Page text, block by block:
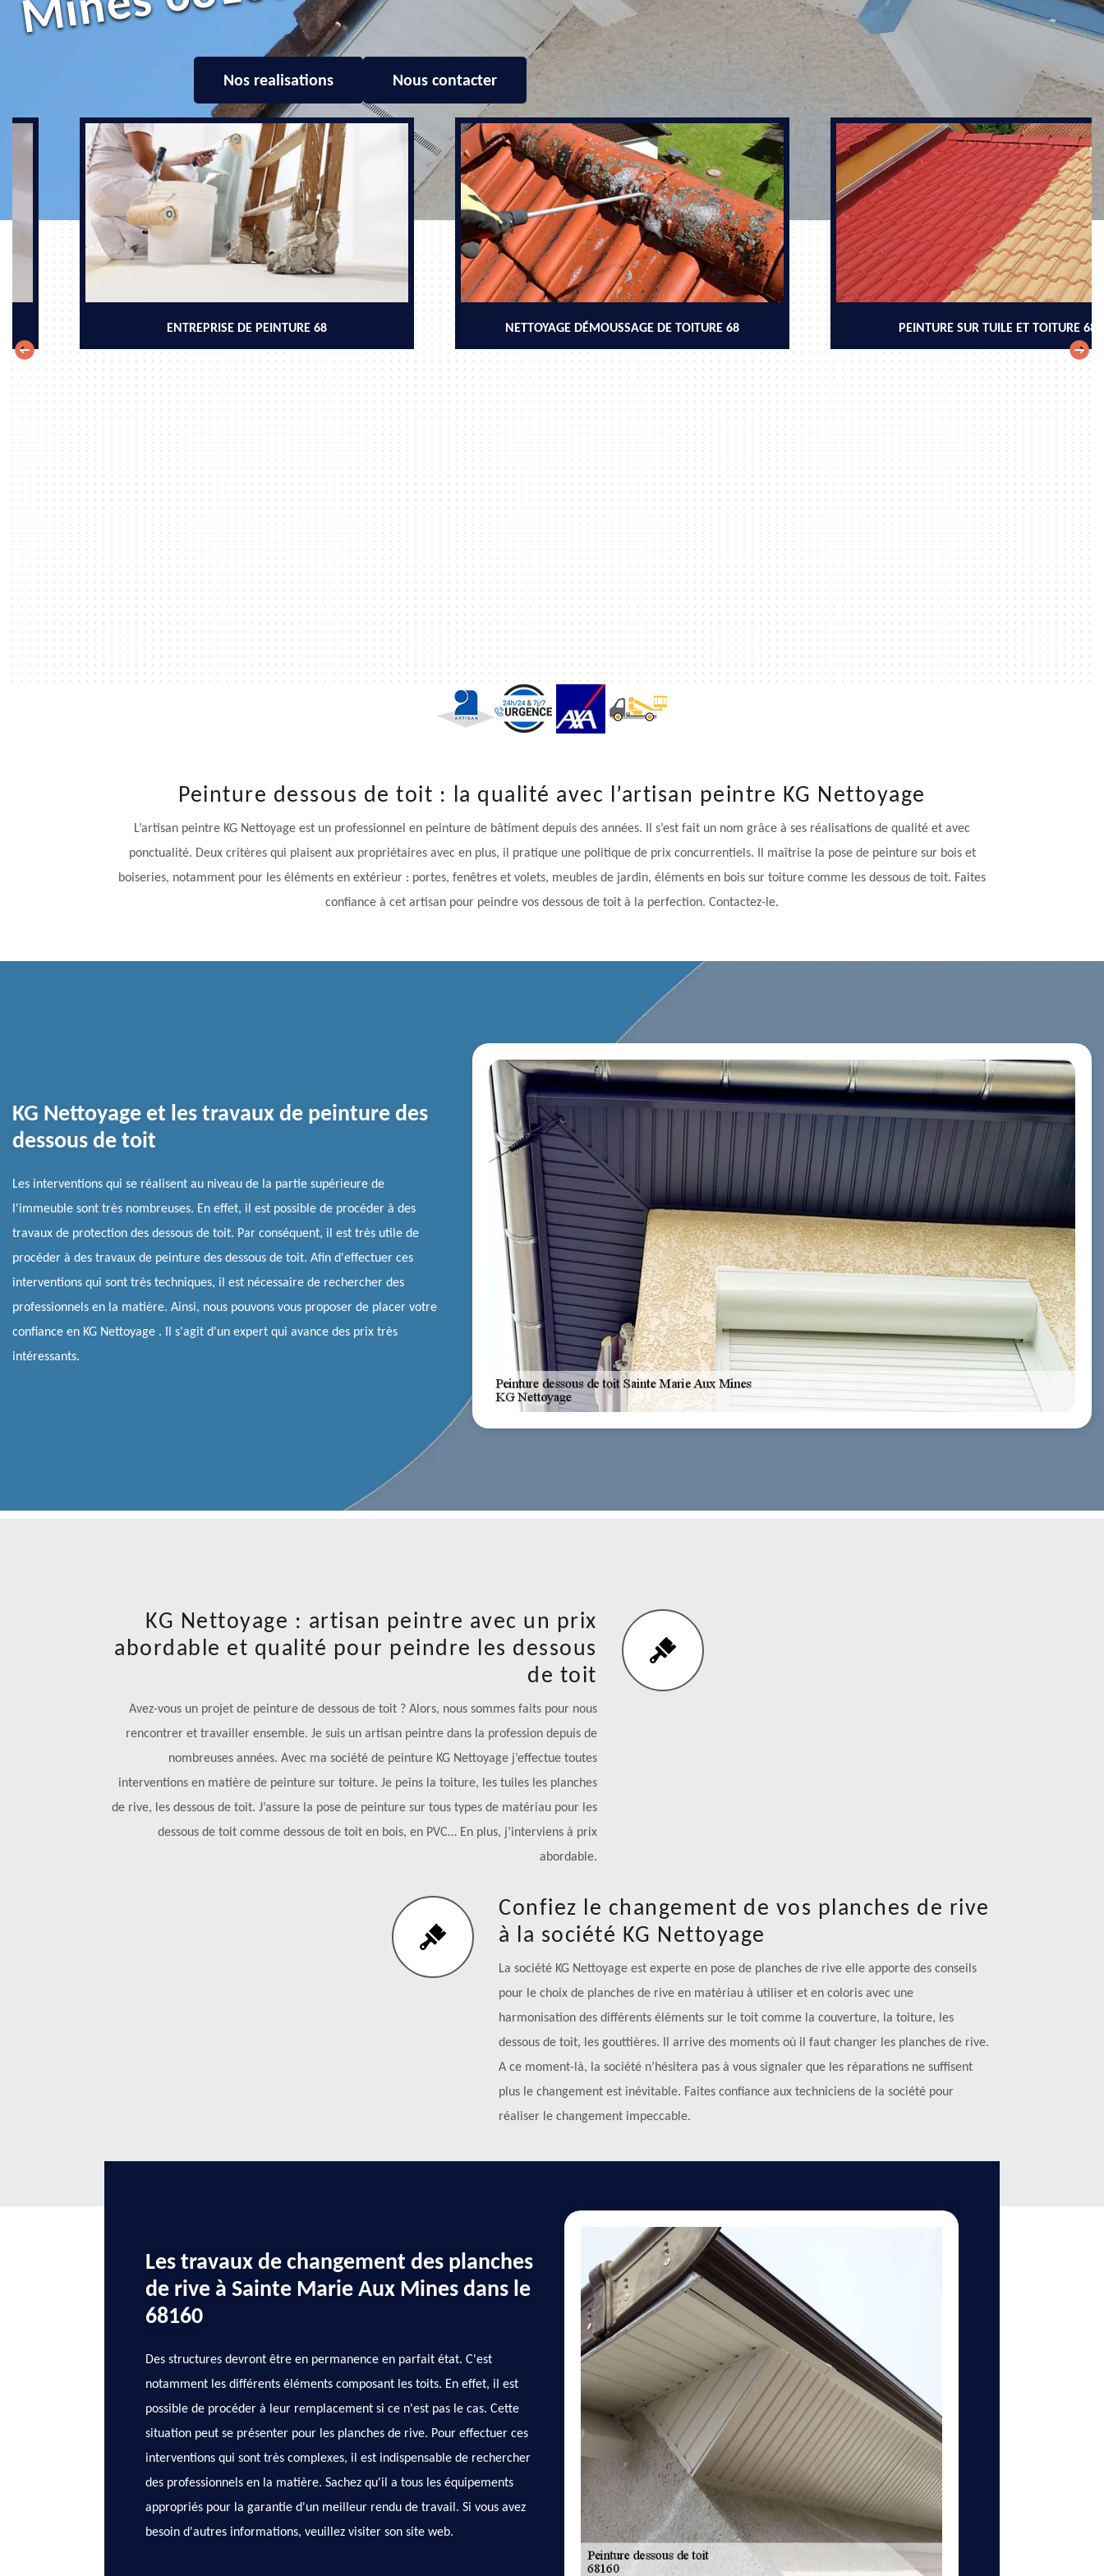
Nos realisations Nous contacter
ENTREPRISE DE PEINTURE 68 NETTOYAGE DÉMOUSSAGE DE TOITURE 68 PEINTURE SUR TUILE ET TOITURE 68
Peinture dessous de toit : la qualité avec l’artisan peintre KG Nettoyage
L’artisan peintre KG Nettoyage est un professionnel en peinture de bâtiment depuis des années. Il s’est fait un nom grâce à ses réalisations de qualité et avec
ponctualité. Deux critères qui plaisent aux propriétaires avec en plus, il pratique une politique de prix concurrentiels. Il maîtrise la pose de peinture sur bois et
boiseries, notamment pour les éléments en extérieur : portes, fenêtres et volets, meubles de jardin, éléments en bois sur toiture comme les dessous de toit. Faites
confiance à cet artisan pour peindre vos dessous de toit à la perfection. Contactez-le.
KG Nettoyage et les travaux de peinture des
dessous de toit
Les interventions qui se réalisent au niveau de la partie supérieure de
l'immeuble sont très nombreuses. En effet, il est possible de procéder à des
travaux de protection des dessous de toit. Par conséquent, il est très utile de
procéder à des travaux de peinture des dessous de toit. Afin d'effectuer ces
interventions qui sont très techniques, il est nécessaire de rechercher des
professionnels en la matière. Ainsi, nous pouvons vous proposer de placer votre
confiance en KG Nettoyage . Il s'agit d'un expert qui avance des prix très
intéressants.
KG Nettoyage : artisan peintre avec un prix
abordable et qualité pour peindre les dessous
de toit
Avez-vous un projet de peinture de dessous de toit ? Alors, nous sommes faits pour nous
rencontrer et travailler ensemble. Je suis un artisan peintre dans la profession depuis de
nombreuses années. Avec ma société de peinture KG Nettoyage j’effectue toutes
interventions en matière de peinture sur toiture. Je peins la toiture, les tuiles les planches
de rive, les dessous de toit. J’assure la pose de peinture sur tous types de matériau pour les
dessous de toit comme dessous de toit en bois, en PVC… En plus, j’interviens à prix
abordable.
Confiez le changement de vos planches de rive
à la société KG Nettoyage
La société KG Nettoyage est experte en pose de planches de rive elle apporte des conseils
pour le choix de planches de rive en matériau à utiliser et en coloris avec une
harmonisation des différents éléments sur le toit comme la couverture, la toiture, les
dessous de toit, les gouttières. Il arrive des moments où il faut changer les planches de rive.
A ce moment-là, la société n’hésitera pas à vous signaler que les réparations ne suffisent
plus le changement est inévitable. Faites confiance aux techniciens de la société pour
réaliser le changement impeccable.
Les travaux de changement des planches
de rive à Sainte Marie Aux Mines dans le
68160
Des structures devront être en permanence en parfait état. C'est
notamment les différents éléments composant les toits. En effet, il est
possible de procéder à leur remplacement si ce n'est pas le cas. Cette
situation peut se présenter pour les planches de rive. Pour effectuer ces
interventions qui sont très complexes, il est indispensable de rechercher
des professionnels en la matière. Sachez qu'il a tous les équipements
appropriés pour la garantie d'un meilleur rendu de travail. Si vous avez
besoin d'autres informations, veuillez visiter son site web.